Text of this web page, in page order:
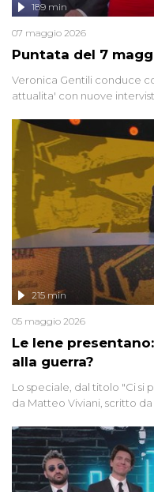
Puntata del 7
189 min
07 maggio 2026
Veronica Gentili conduce
attualita' con nuove
Le Iene
alla guerra?
215 min
05 maggio 2026
Lo speciale, dal titolo "Ci si
da Matteo Viviani, scritto
di settore - su quanto la
Anche se l'Italia non è
contesto globale rende
lontano.